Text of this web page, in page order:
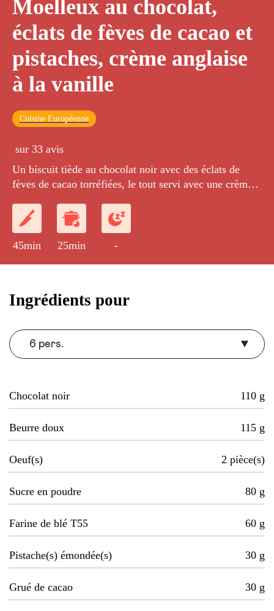
Moelleux au chocolat,
éclats de fèves de cacao et
pistaches, crème anglaise
à la vanille
Cuisine Européenne
sur 33 avis
Un biscuit tiède au chocolat noir avec des éclats de
fèves de cacao torréfiées, le tout servi avec une crème
45min 25min -
Ingrédients pour
6 pers.
Chocolat noir 110 g
Beurre doux 115 g
Oeuf(s) 2 pièce(s)
Sucre en poudre 80 g
Farine de blé T55 60 g
Pistache(s) émondée(s) 30 g
Grué de cacao 30 g